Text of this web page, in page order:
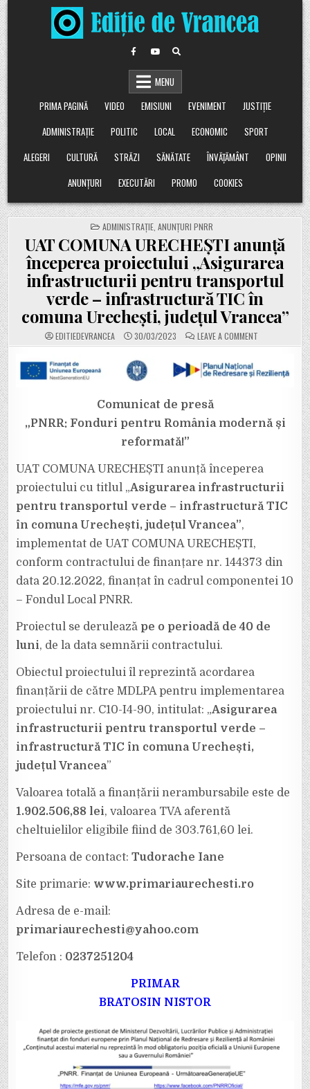
Skip
to
content
MENU
PRIMA PAGINĂ
VIDEO EMISIUNI EVENIMENT
JUSTIȚIE
ADMINISTRAȚIE
POLITIC LOCAL ECONOMIC
SPORT
ALEGERI
CULTURĂ STRĂZI SĂNĂTATE ÎNVĂȚĂMÂNT
OPINII
ANUNȚURI
EXECUTĂRI PROMO COOKIES
POSTED
IN
ADMINISTRAȚIE, ANUNȚURI PNRR
UAT COMUNA URECHEȘTI anunță
începerea proiectului „Asigurarea
infrastructurii pentru transportul
verde – infrastructură TIC în
comuna Urechești, județul Vrancea”
EDITIEDEVRANCEA 30/03/2023 LEAVE A COMMENT
UAT
ANUNȚĂ
ÎNCEPEREA
TRANSPORTUL
VERDE
COMUNA
URECHEȘTI,
JUDEȚUL
VRANCEA”
Comunicat de presă
„PNRR: Fonduri pentru România modernă și
reformată!”
UAT COMUNA URECHEȘTI anunță începerea
proiectului cu titlul „Asigurarea infrastructurii
pentru transportul verde – infrastructură TIC
în comuna Urechești, județul Vrancea”,
implementat de UAT COMUNA URECHEȘTI,
conform contractului de finanțare nr. 144373 din
data 20.12.2022, finanțat în cadrul componentei 10
– Fondul Local PNRR.
Proiectul se derulează pe o perioadă de 40 de
luni, de la data semnării contractului.
Obiectul proiectului îl reprezintă acordarea
finanțării de către MDLPA pentru implementarea
proiectului nr. C10-I4-90, intitulat: „Asigurarea
infrastructurii pentru transportul verde –
infrastructură TIC în comuna Urechești,
județul Vrancea”
Valoarea totală a finanțării nerambursabile este de
1.902.506,88 lei, valoarea TVA aferentă
cheltuielilor eligibile fiind de 303.761,60 lei.
Persoana de contact:Tudorache Iane
Site primarie: www.primariaurechesti.ro
Adresa de e-mail:
primariaurechesti@yahoo.com
Telefon : 0237251204
PRIMAR
BRATOSIN NISTOR